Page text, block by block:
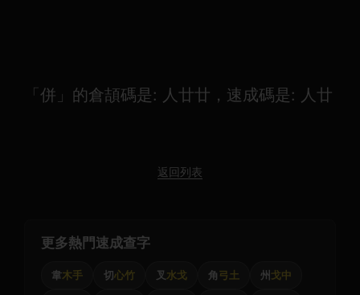
「併」的倉頡碼是: 人廿廿，速成碼是: 人廿
返回列表
更多熱門速成查字
韋木手 切心竹 叉 水戈 角弓土 州 戈中